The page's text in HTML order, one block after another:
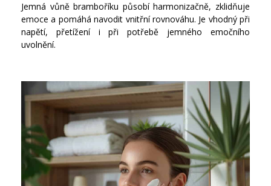
Jemná vůně bramboříku působí harmonizačně, zklidňuje
emoce a pomáhá navodit vnitřní rovnováhu. Je vhodný při
napětí, přetížení i při potřebě jemného emočního
uvolnění.